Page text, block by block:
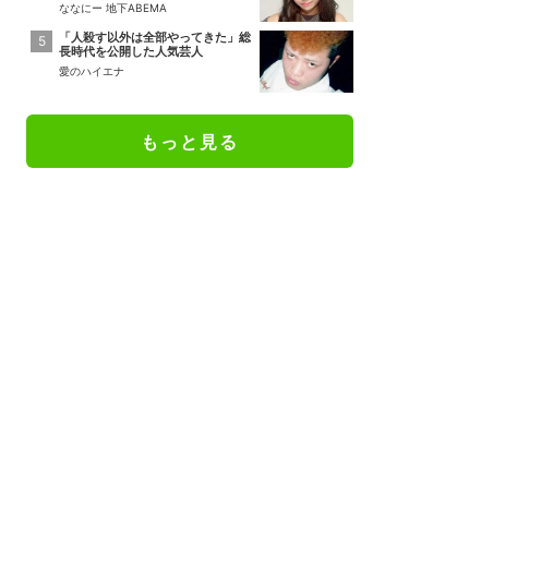
ななにー 地下ABEMA
「人殺す以外は全部やってきた」総
長時代を公開した人気芸人
愛のハイエナ
もっと見る